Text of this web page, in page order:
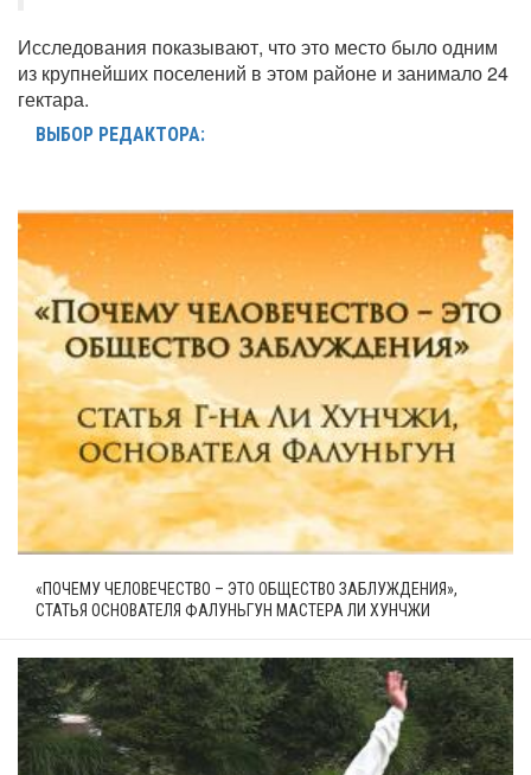
Исследования показывают, что это место было одним
из крупнейших поселений в этом районе и занимало 24
гектара.
ВЫБОР РЕДАКТОРА:
«ПОЧЕМУ ЧЕЛОВЕЧЕСТВО – ЭТО ОБЩЕСТВО ЗАБЛУЖДЕНИЯ»,
СТАТЬЯ ОСНОВАТЕЛЯ ФАЛУНЬГУН МАСТЕРА ЛИ ХУНЧЖИ